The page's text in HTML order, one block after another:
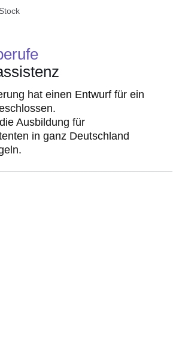
hat einen Entwurf für ein
Ausbildung für
in ganz Deutschland